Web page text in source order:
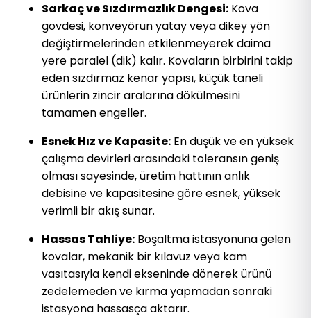
Sarkaç ve Sızdırmazlık Dengesi: Kova
gövdesi, konveyörün yatay veya dikey yön
değiştirmelerinden etkilenmeyerek daima
yere paralel (dik) kalır. Kovaların birbirini takip
eden sızdırmaz kenar yapısı, küçük taneli
ürünlerin zincir aralarına dökülmesini
tamamen engeller.
Esnek Hız ve Kapasite: En düşük ve en yüksek
çalışma devirleri arasındaki toleransın geniş
olması sayesinde, üretim hattının anlık
debisine ve kapasitesine göre esnek, yüksek
verimli bir akış sunar.
Hassas Tahliye: Boşaltma istasyonuna gelen
kovalar, mekanik bir kılavuz veya kam
vasıtasıyla kendi ekseninde dönerek ürünü
zedelemeden ve kırma yapmadan sonraki
istasyona hassasça aktarır.